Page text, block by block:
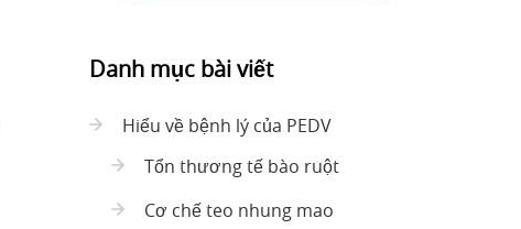
Danh mục bài viết
Hiểu về bệnh lý của PEDV
Tổn thương tế bào ruột
Cơ chế teo nhung mao